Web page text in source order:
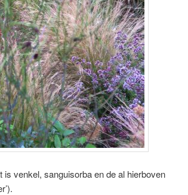
venkel, sanguisorba en de al hierboven